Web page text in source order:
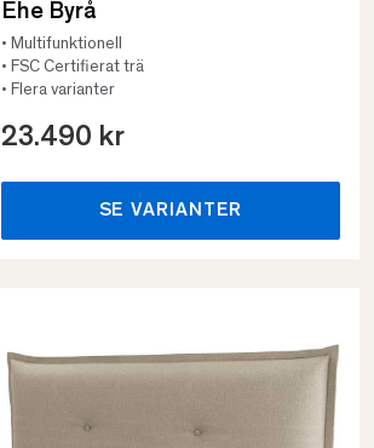
Ehe Byrå
• Multifunktionell
• FSC Certifierat trä
• Flera varianter
23.490 kr
SE VARIANTER